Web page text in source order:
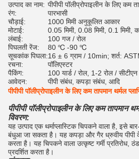
उत्पाद का नाम: पीपीपी पॉलीप्रोपाइलीन के लिए कम
रंग:
पारभासी
चौड़ाई:
1000 मिमी अनुकूलित आकार
मोटाई:
0.05 मिमी, 0.08 मिमी, 0.1 मिमी,
लंबाई:
100 गज / रोल
पिघलती रेंज:
80 ℃ -90 ℃
सूचकांक पिघला:16 ± 6 ग्राम / 10min; शर्त:
रचना:
पॉलिएस्टर
पैकिंग:
100 यार्ड / रोल, 1-2 रोल / सीटीएन
आवेदन:
पीपी संबंध, कपड़ा संबंध, आदि
पीपीपी पॉलीप्रोपाइलीन के लिए कम तापमान थर्मल
पीपीपी पॉलीप्रोपाइलीन के लिए कम तापमान
विवरण:
यह उत्पाद एक थर्माप्लास्टिक चिपकने वाला है, इसे
बंधुआ जा सकता है। यह कपड़ा और गैर ध्रुवीय
करता है। यह चिपकने वाला उत्कृष्ट गर्मी प्रतिरोध,
प्रदर्शित करता है।